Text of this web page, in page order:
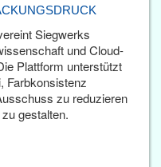
Siegwerks
und Cloud-
Plattform unterstützt
Farbkonsistenz
zu reduzieren
gestalten.